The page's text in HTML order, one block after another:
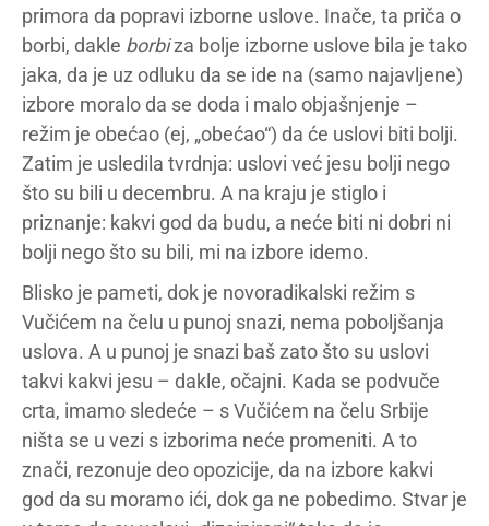
primora da popravi izborne uslove. Inače, ta priča o
borbi, dakle borbiza bolje izborne uslove bila je tako
jaka, da je uz odluku da se ide na (samo najavljene)
izbore moralo da se doda i malo objašnjenje –
režim je obećao (ej, „obećao“) da će uslovi biti bolji.
Zatim je usledila tvrdnja: uslovi već jesu bolji nego
što su bili u decembru. A na kraju je stiglo i
priznanje: kakvi god da budu, a neće biti ni dobri ni
bolji nego što su bili, mi na izbore idemo.
Blisko je pameti, dok je novoradikalski režim s
Vučićem na čelu u punoj snazi, nema poboljšanja
uslova. A u punoj je snazi baš zato što su uslovi
takvi kakvi jesu – dakle, očajni. Kada se podvuče
crta, imamo sledeće – s Vučićem na čelu Srbije
ništa se u vezi s izborima neće promeniti. A to
znači, rezonuje deo opozicije, da na izbore kakvi
god da su moramo ići, dok ga ne pobedimo. Stvar je